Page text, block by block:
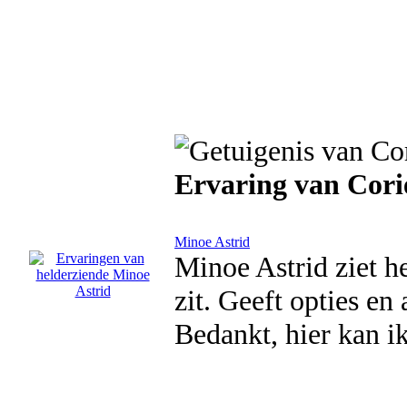
Ervaring van
Minoe Astrid
Minoe Astrid ziet
zit. Geeft opties en
Bedankt, hier kan